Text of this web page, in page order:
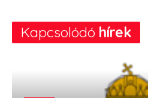
Kapcsolódó hírek